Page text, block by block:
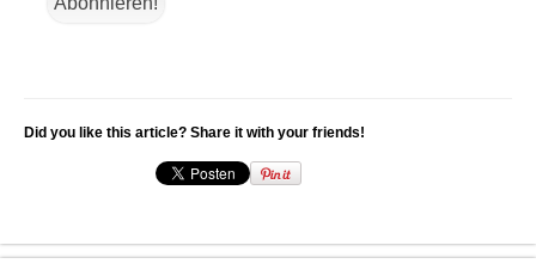
Did you like this article? Share it with your friends!